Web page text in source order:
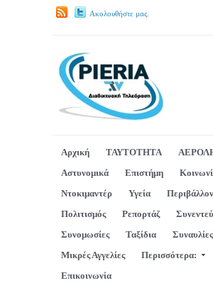
Ακολουθήστε μας.
Αρχική ΤΑΥΤΟΤΗΤΑ
Αστυνομικά
Επιστήμη
Ντοκιμαντέρ
Υγεία
Περιβάλλον
Πολιτισμός
Ρεπορτάζ
Συνομωσίες
Ταξίδια
Συναυλίες
Μικρές Αγγελίες
Περισσότερα:
Επικοινωνία